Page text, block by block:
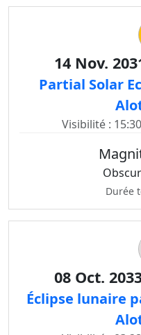
14 Nov.
Partial Solar
Visibilité :
Durée
08 Oct.
Éclipse lunaire